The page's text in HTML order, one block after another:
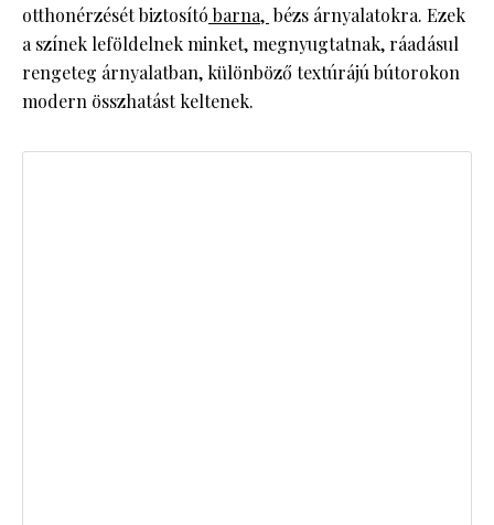
otthonérzését biztosító barna, bézs árnyalatokra. Ezek
a színek leföldelnek minket, megnyugtatnak, ráadásul
rengeteg árnyalatban, különböző textúrájú bútorokon
modern összhatást keltenek.